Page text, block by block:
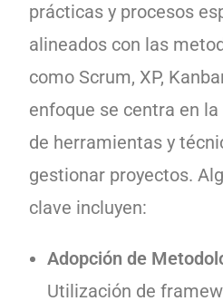
prácticas y procesos
alineados con las
como Scrum, XP,
enfoque se centra en
de herramientas y
gestionar proyectos.
clave incluyen:
Adopción de
Utilización de